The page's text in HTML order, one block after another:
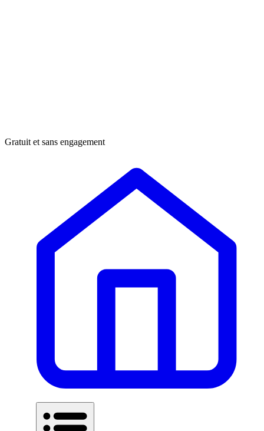
Gratuit et sans engagement